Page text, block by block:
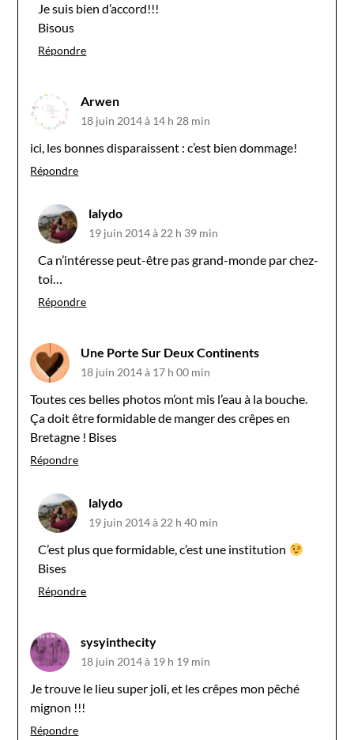
Je suis bien d’accord!!!
Bisous
Répondre
Arwen
18 juin 2014 à 14 h 28 min
ici, les bonnes disparaissent : c’est bien dommage!
Répondre
lalydo
19 juin 2014 à 22 h 39 min
Ca n’intéresse peut-être pas grand-monde par chez-
toi…
Répondre
Une Porte Sur Deux Continents
18 juin 2014 à 17 h 00 min
Toutes ces belles photos m’ont mis l’eau à la bouche.
Ça doit être formidable de manger des crêpes en
Bretagne ! Bises
Répondre
lalydo
19 juin 2014 à 22 h 40 min
C’est plus que formidable, c’est une institution
Bises
Répondre
sysyinthecity
18 juin 2014 à 19 h 19 min
Je trouve le lieu super joli, et les crêpes mon pêché
mignon !!!
Répondre